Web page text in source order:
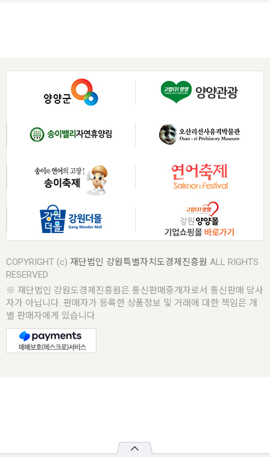
COPYRIGHT (c) 재단법인 강원특별자치도경제진흥원 ALL RIGHTS
RESERVED.
※ 재단법인 강원도경제진흥원은 통신판매중개자로서 통신판매 당사
자가 아닙니다. 판매자가 등록한 상품정보 및 거래에 대한 책임은 개
별 판매자에게 있습니다.